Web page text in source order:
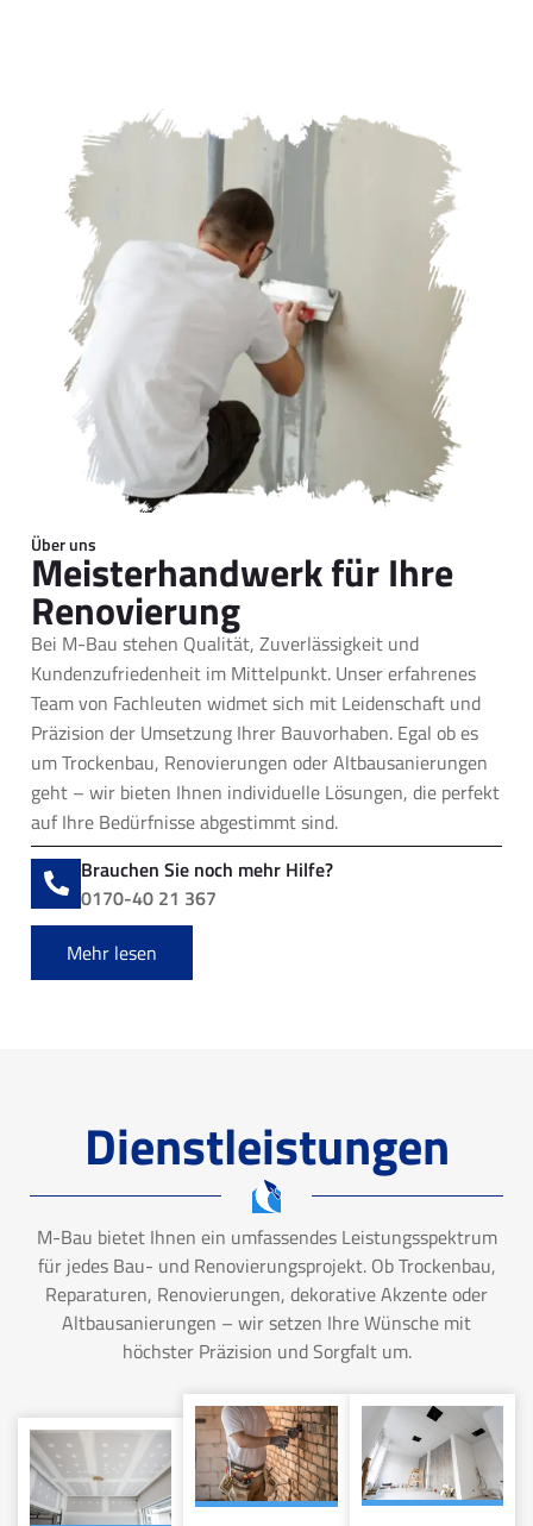
Über uns
Meisterhandwerk für Ihre
Renovierung
Bei M-Bau stehen Qualität, Zuverlässigkeit und
Kundenzufriedenheit im Mittelpunkt. Unser erfahrenes
Team von Fachleuten widmet sich mit Leidenschaft und
Präzision der Umsetzung Ihrer Bauvorhaben. Egal ob es
um Trockenbau, Renovierungen oder Altbausanierungen
geht – wir bieten Ihnen individuelle Lösungen, die perfekt
auf Ihre Bedürfnisse abgestimmt sind.
Brauchen Sie noch mehr Hilfe?
0170-40 21 367
Mehr lesen
Dienstleistungen
M-Bau bietet Ihnen ein umfassendes Leistungsspektrum
für jedes Bau- und Renovierungsprojekt. Ob Trockenbau,
Reparaturen, Renovierungen, dekorative Akzente oder
Altbausanierungen – wir setzen Ihre Wünsche mit
höchster Präzision und Sorgfalt um.